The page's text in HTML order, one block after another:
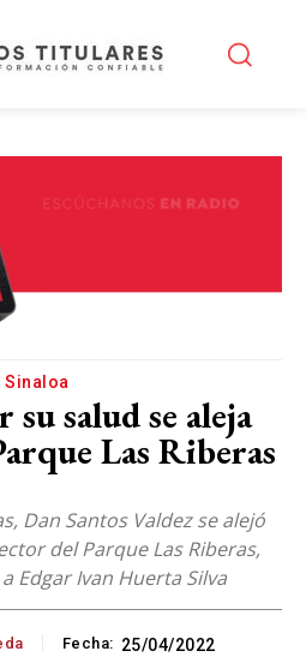
Sinaloa
su salud se aleja
Las Riberas
Dan Santos Valdez se alejó
del Parque Las Riberas,
Edgar Ivan Huerta Silva
Fecha: 25/04/2022